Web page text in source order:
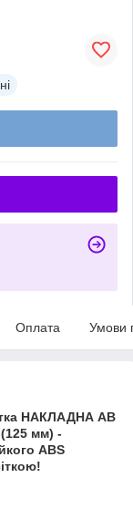
Оплата Умови
НАКЛАДНА AB
мм) -
ABS